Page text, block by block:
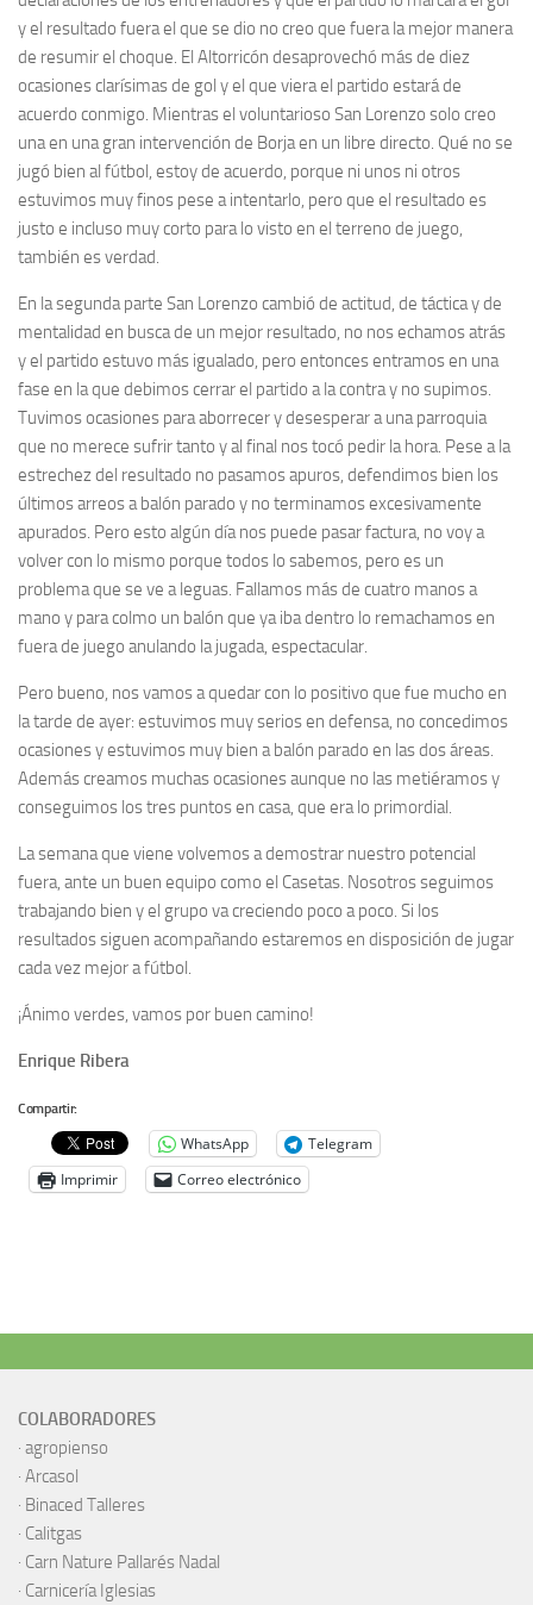
y el resultado fuera el que se dio no creo que fuera la mejor manera
de resumir el choque. El Altorricón desaprovechó más de diez
ocasiones clarísimas de gol y el que viera el partido estará de
acuerdo conmigo. Mientras el voluntarioso San Lorenzo solo creo
una en una gran intervención de Borja en un libre directo. Qué no se
jugó bien al fútbol, estoy de acuerdo, porque ni unos ni otros
estuvimos muy finos pese a intentarlo, pero que el resultado es
justo e incluso muy corto para lo visto en el terreno de juego,
también es verdad.
En la segunda parte San Lorenzo cambió de actitud, de táctica y de
mentalidad en busca de un mejor resultado, no nos echamos atrás
y el partido estuvo más igualado, pero entonces entramos en una
fase en la que debimos cerrar el partido a la contra y no supimos.
Tuvimos ocasiones para aborrecer y desesperar a una parroquia
que no merece sufrir tanto y al final nos tocó pedir la hora. Pese a la
estrechez del resultado no pasamos apuros, defendimos bien los
últimos arreos a balón parado y no terminamos excesivamente
apurados. Pero esto algún día nos puede pasar factura, no voy a
volver con lo mismo porque todos lo sabemos, pero es un
problema que se ve a leguas. Fallamos más de cuatro manos a
mano y para colmo un balón que ya iba dentro lo remachamos en
fuera de juego anulando la jugada, espectacular.
Pero bueno, nos vamos a quedar con lo positivo que fue mucho en
la tarde de ayer: estuvimos muy serios en defensa, no concedimos
ocasiones y estuvimos muy bien a balón parado en las dos áreas.
Además creamos muchas ocasiones aunque no las metiéramos y
conseguimos los tres puntos en casa, que era lo primordial.
La semana que viene volvemos a demostrar nuestro potencial
fuera, ante un buen equipo como el Casetas. Nosotros seguimos
trabajando bien y el grupo va creciendo poco a poco. Si los
resultados siguen acompañando estaremos en disposición de jugar
cada vez mejor a fútbol.
¡Ánimo verdes, vamos por buen camino!
Enrique Ribera
Compartir:
WhatsApp
Telegram
Imprimir
Correo electrónico
COLABORADORES
· agropienso
· Arcasol
· Binaced Talleres
· Calitgas
· Carn Nature Pallarés Nadal
· Carnicería Iglesias